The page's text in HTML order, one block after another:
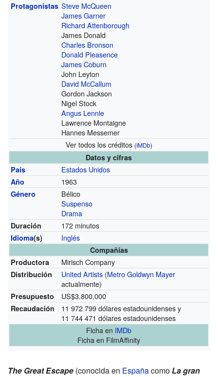
Protagonistas Steve McQueen
James Garner
Richard Attenborough
James Donald
Charles Bronson
Donald Pleasence
James Coburn
John Leyton
David McCallum
Gordon Jackson
Nigel Stock
Angus Lennie
Lawrence Montaigne
Hannes Messemer
Ver todos los créditos (IMDb)
Datos y cifras
País
Estados Unidos
Año 1963
Género
Bélico
Suspenso
Drama
Duración 172 minutos
Idioma(s) Inglés
Compañías
Productora
Mirisch Company
Distribución United Artists (Metro Goldwyn Mayer
actualmente)
Presupuesto US$3.800.000
Recaudación
11 972 799 dólares estadounidenses y
11 744 471 dólares estadounidenses
Fichaen IMDb
Fichaen FilmAffinity
The Great Escape (conocida en EspañacomoLa gran